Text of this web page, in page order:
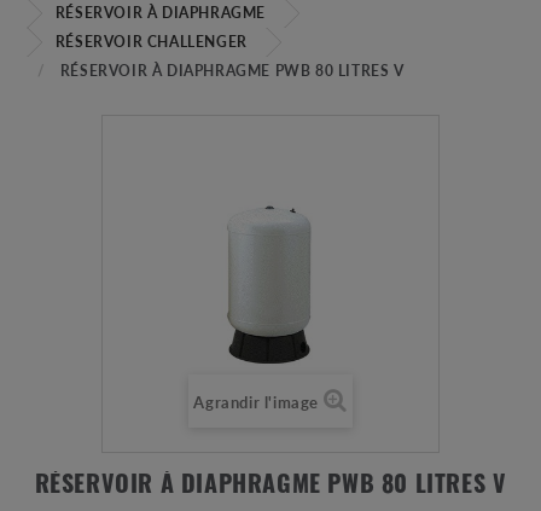
RÉSERVOIR À DIAPHRAGME
RÉSERVOIR CHALLENGER
RÉSERVOIR À DIAPHRAGME PWB 80 LITRES V
Agrandir l'image
RÉSERVOIR À DIAPHRAGME PWB 80 LITRES V